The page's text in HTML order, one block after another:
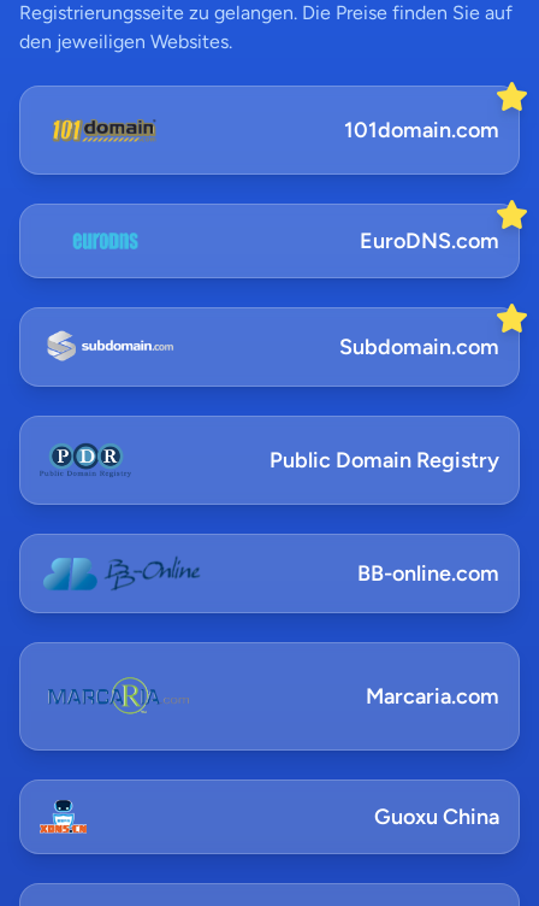
Registrierungsseite zu gelangen. Die Preise finden Sie auf
den jeweiligen Websites.
101domain.com
EuroDNS.com
Subdomain.com
Public Domain Registry
BB-online.com
Marcaria.com
Guoxu China